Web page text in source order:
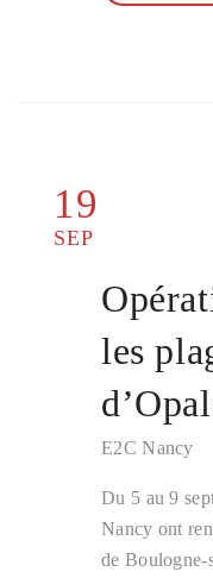
19
SEP
les
E2C Nancy
Du 5 au 9
Nancy ont
de Boulogne-